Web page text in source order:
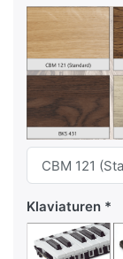
Klaviaturen